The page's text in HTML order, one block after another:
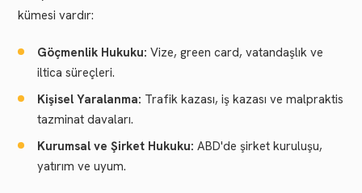
kümesi vardır:
Göçmenlik Hukuku: Vize, green card, vatandaşlık ve
iltica süreçleri.
Kişisel Yaralanma: Trafik kazası, iş kazası ve malpraktis
tazminat davaları.
Kurumsal ve Şirket Hukuku: ABD'de şirket kuruluşu,
yatırım ve uyum.